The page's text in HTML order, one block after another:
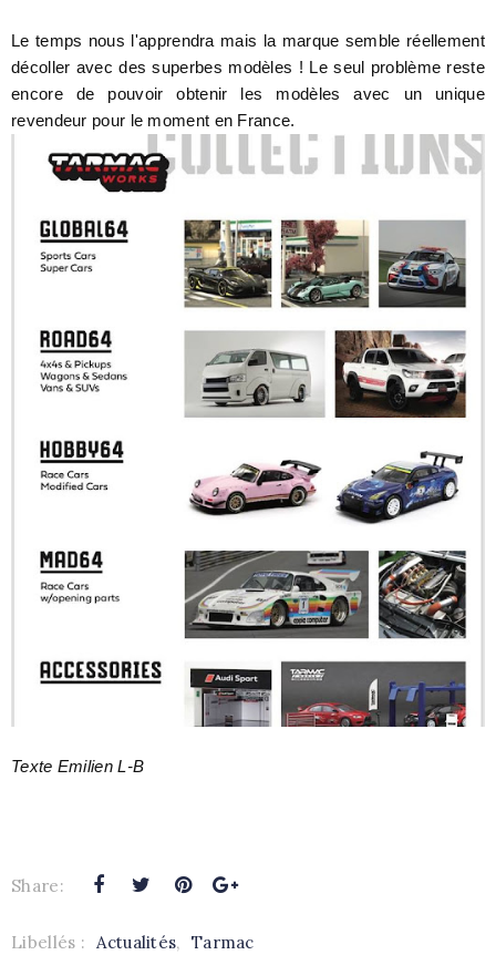
Le temps nous l'apprendra mais la marque semble réellement
décoller avec des superbes modèles ! Le seul problème reste
encore de pouvoir obtenir les modèles avec un unique
revendeur pour le moment en France.
Texte Emilien L-B
Share:
Libellés : Actualités, Tarmac